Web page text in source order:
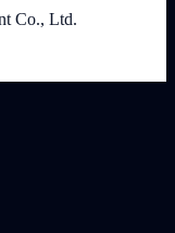
Co., Ltd.